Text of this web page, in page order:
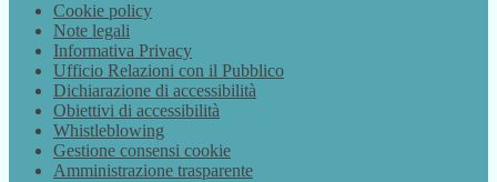
Cookie policy
Note legali
Informativa Privacy
Ufficio Relazioni con il Pubblico
Dichiarazione di accessibilità
Obiettivi di accessibilità
Whistleblowing
Gestione consensi cookie
Amministrazione trasparente